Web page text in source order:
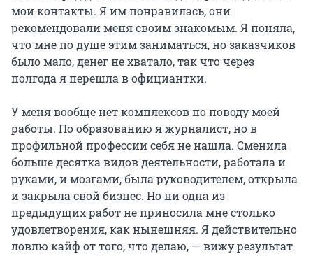
мои контакты. Я им понравилась, они
рекомендовали меня своим знакомым. Я поняла,
что мне по душе этим заниматься, но заказчиков
было мало, денег не хватало, так что через
полгода я перешла в официантки.
У меня вообще нет комплексов по поводу моей
работы. По образованию я журналист, но в
профильной профессии себя не нашла. Сменила
больше десятка видов деятельности, работала и
руками, и мозгами, была руководителем, открыла
и закрыла свой бизнес. Но ни одна из
предыдущих работ не приносила мне столько
удовлетворения, как нынешняя. Я действительно
ловлю кайф от того, что делаю, — вижу результат